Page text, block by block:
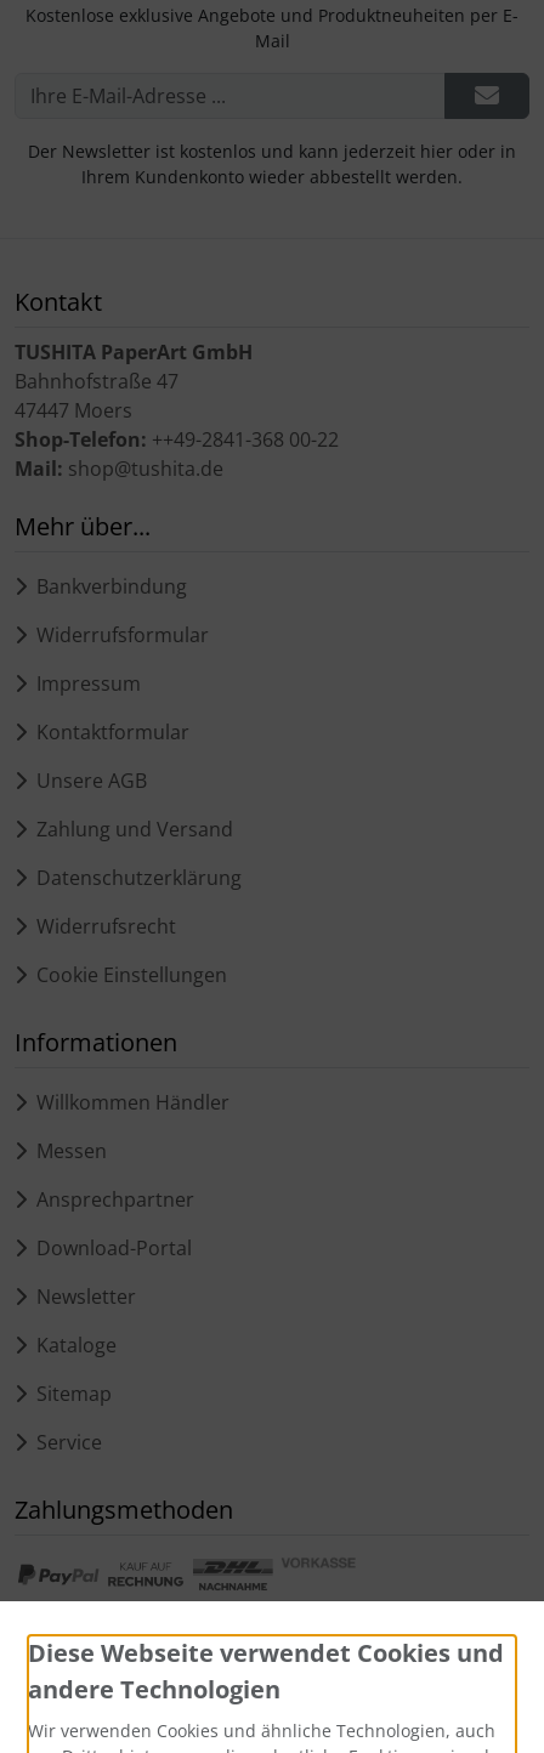
Kostenlose exklusive Angebote und Produktneuheiten per E-
Mail
Der Newsletter ist kostenlos und kann jederzeit hier oder in
Ihrem Kundenkonto wieder abbestellt werden.
Kontakt
TUSHITA PaperArt GmbH
Bahnhofstraße 47
47447 Moers
Shop-Telefon: ++49-2841-368 00-22
Mail: shop@tushita.de
Mehr über...
Bankverbindung
Widerrufsformular
Impressum
Kontaktformular
Unsere AGB
Zahlung und Versand
Datenschutzerklärung
Widerrufsrecht
Cookie Einstellungen
Informationen
Willkommen Händler
Messen
Ansprechpartner
Download-Portal
Newsletter
Kataloge
Sitemap
Service
Zahlungsmethoden
Diese Webseite verwendet Cookies und
andere Technologien
Wir verwenden Cookies und ähnliche Technologien, auch